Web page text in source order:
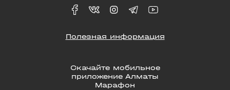
Скачайте мобильное
приложение Алматы
Марафон
Полезная информация